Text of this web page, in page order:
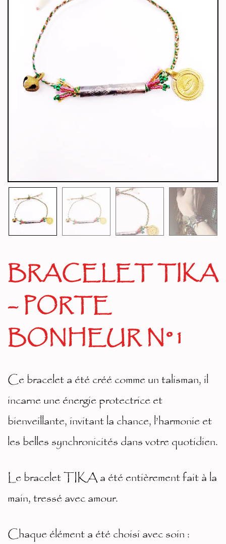
BRACELET TIKA
– PORTE
BONHEUR N°1
Ce bracelet a été créé comme un talisman, il
incarne une énergie protectrice et
bienveillante, invitant la chance, l’harmonie et
les belles synchronicités dans votre quotidien.
Le bracelet TIKA a été entièrement fait à la
main, tressé avec amour.
Chaque élément a été choisi avec soin :